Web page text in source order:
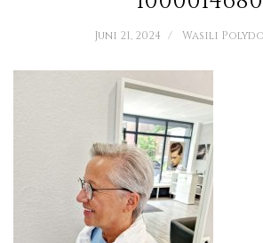
Juni 21, 2024 Wasili